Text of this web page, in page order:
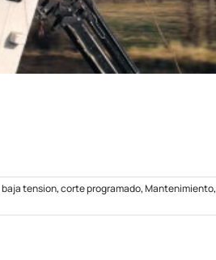
baja tension,corte programado,Mantenimiento,